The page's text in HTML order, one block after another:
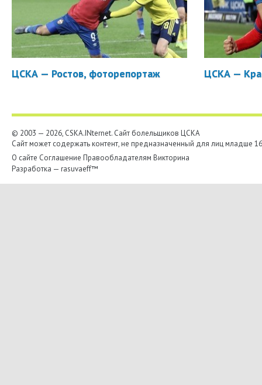
ЦСКА — Ростов, фоторепортаж ЦСКА —
© 2003 — 2026, CSKA.INternet. Cайт болельщиков ЦСКА
Сайт может содержать контент, не предназначенный для лиц младше
О сайте Соглашение Правообладателям Викторина
Разработка — rasuvaeff™